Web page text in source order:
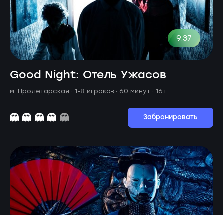
9.37
Good Night: Отель Ужасов
м. Пролетарская · 1-8 игроков · 60 минут · 16+
Забронировать